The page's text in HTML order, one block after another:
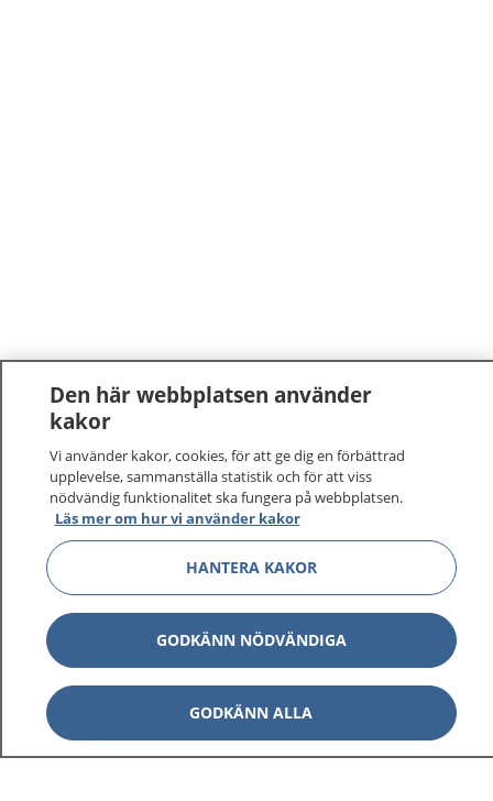
1177–tryggt om din hälsa och vård
På 1177.se får du råd om hälsa och information om
sjukdomar och vilka mottagningar du kan kontakta.
Logga in för att läsa din journal och göra dina
vårdärenden. Ring telefonnummer 1177 för
sjukvårdsrådgivning dygnet runt.
1177 ger dig råd när du vill må bättre.
Den här webbplatsen använder
kakor
Vi använder kakor, cookies, för att ge dig en förbättrad
upplevelse, sammanställa statistik och för att viss
nödvändig funktionalitet ska fungera på webbplatsen.
Läs mer om hur vi använder kakor
HANTERA KAKOR
GODKÄNN NÖDVÄNDIGA
GODKÄNN ALLA